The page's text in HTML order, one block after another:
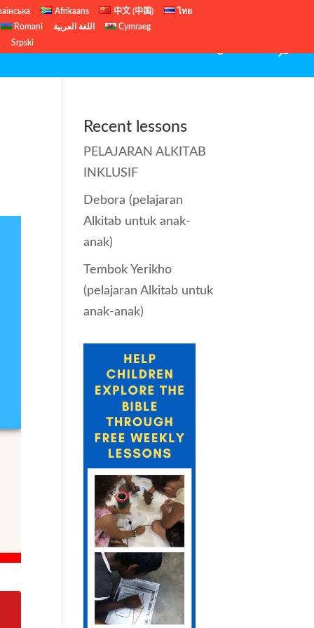
Afrikaans 中文 (中国)
ไทย
Romani
اللغة العربية
Cymraeg
Srpski
PELAJARAN ALKITAB INKLUSIF
Recent lessons
PELAJARAN ALKITAB
INKLUSIF
Debora (pelajaran
Alkitab untuk anak-
anak)
Tembok Yerikho
(pelajaran Alkitab untuk
anak-anak)